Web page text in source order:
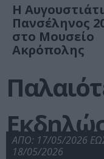
Η
Πανσέληνος
στο Μουσείο
Ακρόπολης
ΑΠΟ: 17/05/2026
18/05/2026